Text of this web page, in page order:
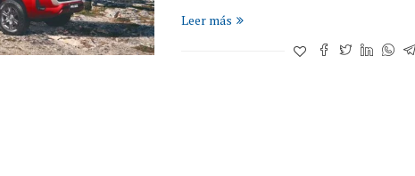
Leer más